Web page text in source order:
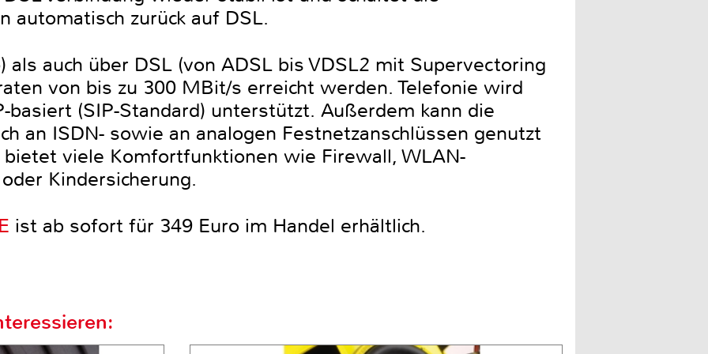
automatisch zurück auf DSL.
als auch über DSL (von ADSL bis VDSL2 mit Supervectoring
von bis zu 300 MBit/s erreicht werden. Telefonie wird
basiert (SIP-Standard) unterstützt. Außerdem kann die
an ISDN- sowie an analogen Festnetzanschlüssen genutzt
viele Komfortfunktionen wie Firewall, WLAN-
Kindersicherung.
ist ab sofort für 349 Euro im Handel erhältlich.